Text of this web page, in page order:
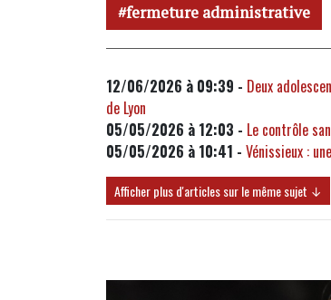
fermeture administrative
12/06/2026 à 09:39 - Deux
de Lyon
05/05/2026 à 12:03 - Le contrôle
05/05/2026 à 10:41 - Vénissieux :
Afficher plus d'articles sur le même sujet ↓